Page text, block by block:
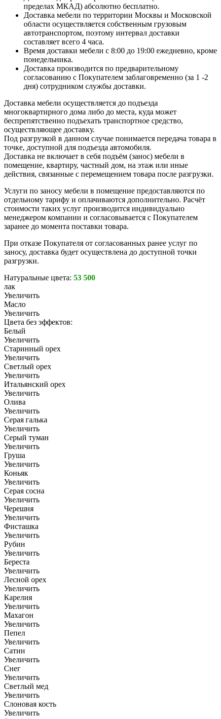
пределах МКАД) абсолютно бесплатно.
Доставка мебели по территории Москвы и Московской
области осуществляется собственным грузовым
автотранспортом, поэтому интервал доставки
составляет всего 4 часа.
Время доставки мебели с 8:00 до 19:00 ежедневно, кроме
понедельника.
Доставка производится по предварительному
согласованию с Покупателем заблаговременно (за 1 -2
дня) сотрудником службы доставки.
Доставка мебели осуществляется до подъезда
многоквартирного дома либо до места, куда может
беспрепятственно подъехать транспортное средство,
осуществляющее доставку.
Под разгрузкой в данном случае понимается передача товара в
точке, доступной для подъезда автомобиля.
Доставка не включает в себя подъём (занос) мебели в
помещение, квартиру, частный дом, на этаж или иные
действия, связанные с перемещением товара после разгрузки.
Услуги по заносу мебели в помещение предоставляются по
отдельному тарифу и оплачиваются дополнительно. Расчёт
стоимости таких услуг производится индивидуально
менеджером компании и согласовывается с Покупателем
заранее до момента поставки товара.
При отказе Покупателя от согласованных ранее услуг по
заносу, доставка будет осуществлена до доступной точки
разгрузки.
Натуральные цвета: 53 500
лак
Увеличить
Масло
Увеличить
Цвета без эффектов:
Белый
Увеличить
Старинный орех
Увеличить
Светлый орех
Увеличить
Итальянский орех
Увеличить
Олива
Увеличить
Серая галька
Увеличить
Серый туман
Увеличить
Груша
Увеличить
Коньяк
Увеличить
Серая сосна
Увеличить
Черешня
Увеличить
Фисташка
Увеличить
Рубин
Увеличить
Береста
Увеличить
Лесной орех
Увеличить
Карелия
Увеличить
Махагон
Увеличить
Пепел
Увеличить
Сатин
Увеличить
Снег
Увеличить
Светлый мед
Увеличить
Слоновая кость
Увеличить